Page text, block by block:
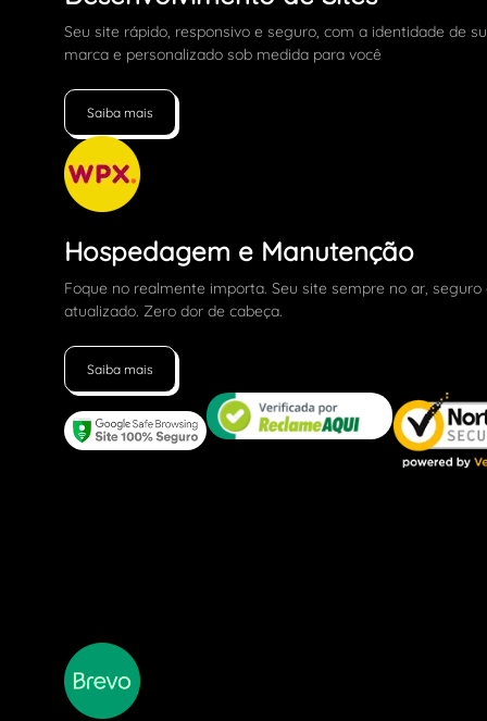
Seu site rápido, responsivo e seguro, com a identidade de
marca e personalizado sob medida para você
Saiba mais
Hospedagem e Manutenção
Foque no realmente importa. Seu site sempre no ar, seguro
atualizado. Zero dor de cabeça.
Saiba mais